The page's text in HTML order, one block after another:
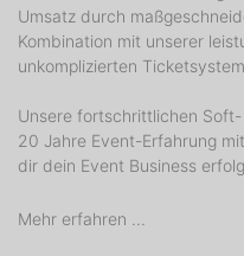
Umsatz durch
Kombination mit unserer
unkomplizierten Ticketsystem.
Unsere fortschrittlichen
20 Jahre Event-Erfahrung
dir dein Event Business
Mehr erfahren ...